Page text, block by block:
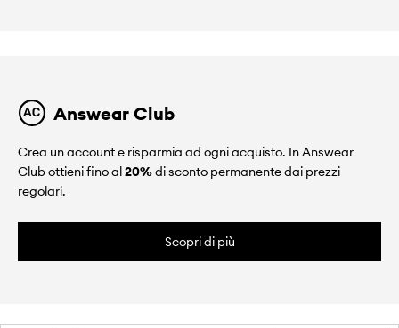
Answear Club
Crea un account e risparmia ad ogni acquisto. In Answear
Club ottieni fino al20%di sconto permanente dai prezzi
regolari.
Scopri di più